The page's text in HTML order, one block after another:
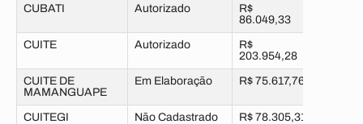
CUBATI Autorizado
R$
86.049,33
CUITE Autorizado
R$
203.954,28
CUITE DE
MAMANGUAPE
Em Elaboração R$ 75.617,76
CUITEGI Não Cadastrado R$ 78.305,31